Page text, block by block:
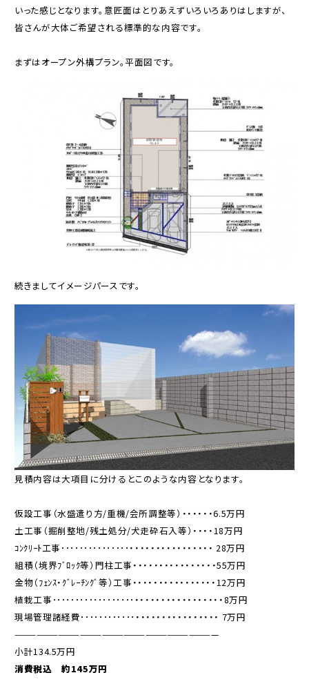
いった感じとなります。意匠面はとりあえずいろいろありはしますが、
皆さんが大体ご希望される標準的な内容です。
まずはオープン外構プラン。平面図です。
続きましてイメージパースです。
見積内容は大項目に分けるとこのような内容となります。
仮設工事（水盛遣り方/重機/会所調整等）・・・・・・6.5万円
土工事（掘削整地/残土処分/犬走砕石入等）・・・・18万円
ｺﾝｸﾘｰﾄ工事･･･････････････・・・・・・・・・・・・・・・・ 28万円
組積（境界ﾌﾞﾛｯｸ等）門柱工事・・・・・・・・・・・・・・・・55万円
金物（ﾌｪﾝｽ・ｸﾞﾚｰﾁﾝｸﾞ等）工事・・・・・・・・・・・・・・・・12万円
植栽工事･･････････････････・・・・・・・・・・・・・・・・・8万円
現場管理諸経費････････････・・・・・・・・・・・・・・・・ 7万円
————————————————————————————
小計134.5万円
消費税込 約145万円